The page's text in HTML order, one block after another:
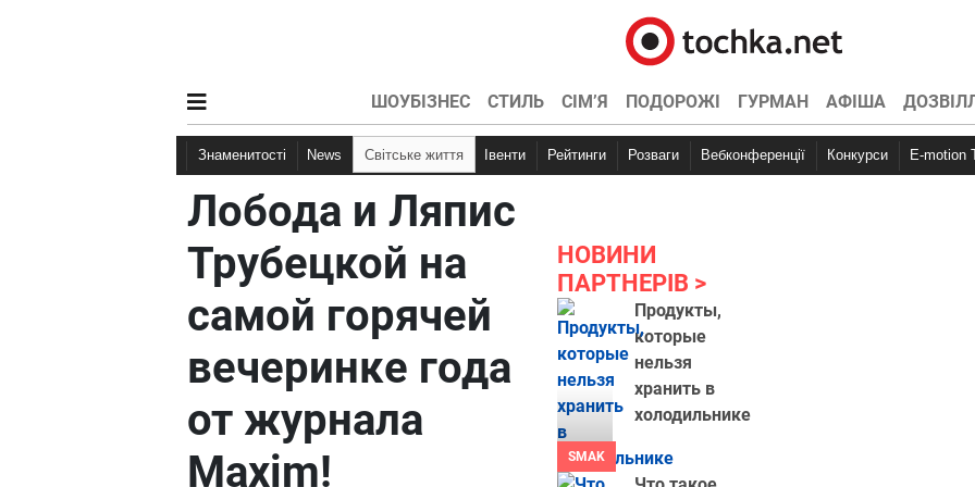
ШОУБІЗНЕС СТИЛЬ СІМ’Я ПОДОРОЖІ ГУРМАН АФІША
Знаменитості News Світське життя Івенти Рейтинги Розваги Вебконференції Конкурси E-motion
Лобода и Ляпис
Трубецкой на
самой горячей
вечеринке года
от журнала
Maxim!
НОВИНИ
ПАРТНЕРІВ
SMAK
Продукты,
которые
нельзя
хранить в
холодильнике